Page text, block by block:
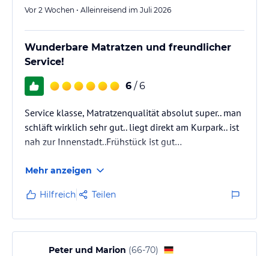
ohne Gewähr und ohne Prüfung durch HolidayCheck. Bitte
Vor 2 Wochen • Alleinreisend im Juli 2026
Wunderbare Matratzen und freundlicher
Service!
6 / 6
Service klasse, Matratzenqualität absolut super.. man
schläft wirklich sehr gut.. liegt direkt am Kurpark.. ist
nah zur Innenstadt..Frühstück ist gut…
Mehr anzeigen
Hilfreich Teilen
Peter und Marion (66-70)